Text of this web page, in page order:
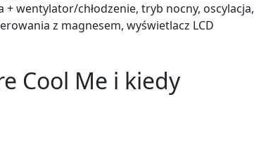
+ wentylator/chłodzenie, tryb nocny, oscylacja,
z magnesem, wyświetlacz LCD
Cool Me i kiedy